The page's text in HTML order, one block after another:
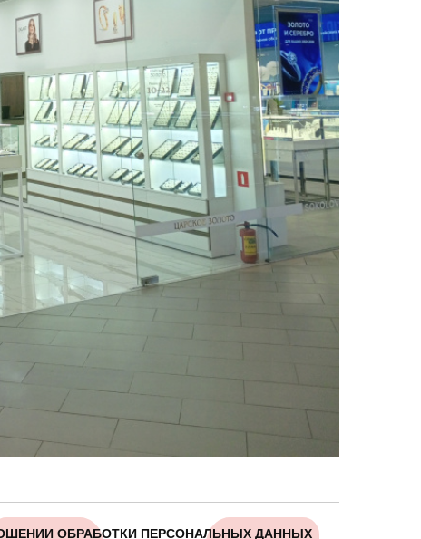
ОБРАБОТКИ ПЕРСОНАЛЬНЫХ ДАННЫХ